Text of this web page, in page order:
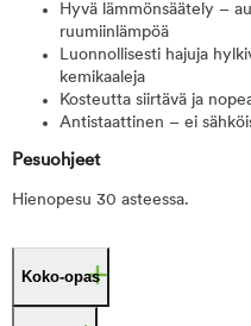
Hyvä lämmönsäätely –
ruumiinlämpöä
Luonnollisesti hajuja
kemikaaleja
Kosteutta siirtävä ja
Antistaattinen – ei
Pesuohjeet
Hienopesu 30 asteessa.
Koko-opas